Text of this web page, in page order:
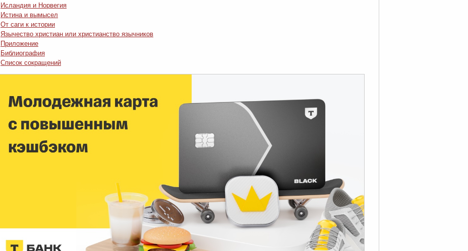
Исландия и Норвегия
Истина и вымысел
От саги к истории
Язычество христиан или христианство язычников
Приложение
Библиография
Список сокращений